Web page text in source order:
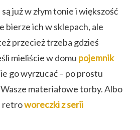
już w złym tonie i większość
bierze ich w sklepach, ale
przecież trzeba gdzieś
mieliście w domu pojemnik
go wyrzucać – po prostu
materiałowe torby. Albo
retroworeczki z serii